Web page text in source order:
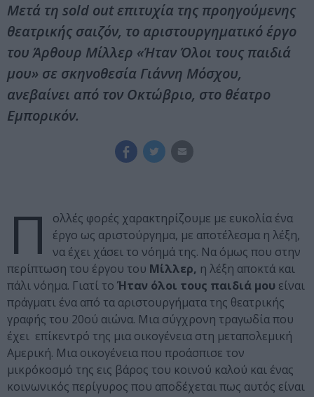
Μετά τη sold out επιτυχία της προηγούμενης
θεατρικής σαιζόν, το αριστουργηματικό έργο
του Άρθουρ Μίλλερ «Ήταν Όλοι τους παιδιά
μου» σε σκηνοθεσία Γιάννη Μόσχου,
ανεβαίνει από τον Οκτώβριο, στο θέατρο
Εμπορικόν.
Π
ολλές φορές χαρακτηρίζουμε με ευκολία ένα
έργο ως αριστούργημα, με αποτέλεσμα η λέξη,
να έχει χάσει το νόημά της. Να όμως που στην
περίπτωση του έργου του Μίλλερ, η λέξη αποκτά και
πάλι νόημα. Γιατί το Ήταν όλοι τους παιδιά μου είναι
πράγματι ένα από τα αριστουργήματα της θεατρικής
γραφής του 20ού αιώνα. Μια σύγχρονη τραγωδία που
έχει επίκεντρό της μια οικογένεια στη μεταπολεμική
Αμερική. Μια οικογένεια που προάσπισε τον
μικρόκοσμό της εις βάρος του κοινού καλού και ένας
κοινωνικός περίγυρος που αποδέχεται πως αυτός είναι